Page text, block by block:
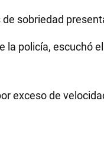
sobriedad
la policía, escuchó
exceso de